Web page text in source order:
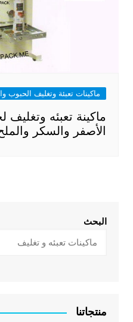
ماكينات تعبئة وتغليف الحبوب
ماكينة تعبئه وتغليف
الأصفر والسكر
البحث
منتجاتنا